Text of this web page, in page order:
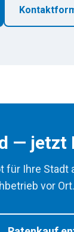
— jetzt
Ihre Stadt
vor Ort.